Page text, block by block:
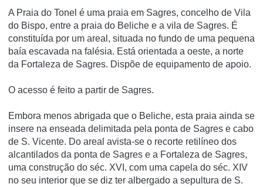
A Praia do Tonel é uma praia em Sagres, concelho de Vila
do Bispo, entre a praia do Beliche e a vila de Sagres. É
constituí­da por um areal, situada no fundo de uma pequena
baí­a escavada na falésia. Está orientada a oeste, a norte
da Fortaleza de Sagres. Dispõe de equipamento de apoio.
O acesso é feito a partir de Sagres.
Embora menos abrigada que o Beliche, esta praia ainda se
insere na enseada delimitada pela ponta de Sagres e cabo
de S. Vicente. Do areal avista-se o recorte retilíneo dos
alcantilados da ponta de Sagres e a Fortaleza de Sagres,
uma construção do séc. XVI, com uma capela do séc. XIV
no seu interior que se diz ter albergado a sepultura de S.